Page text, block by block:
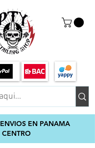
EN PANAMA
CENTRO